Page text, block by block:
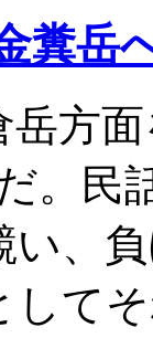
糞岳
岳方
。民
い、
して